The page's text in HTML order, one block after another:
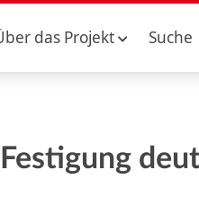
das Projekt Suche